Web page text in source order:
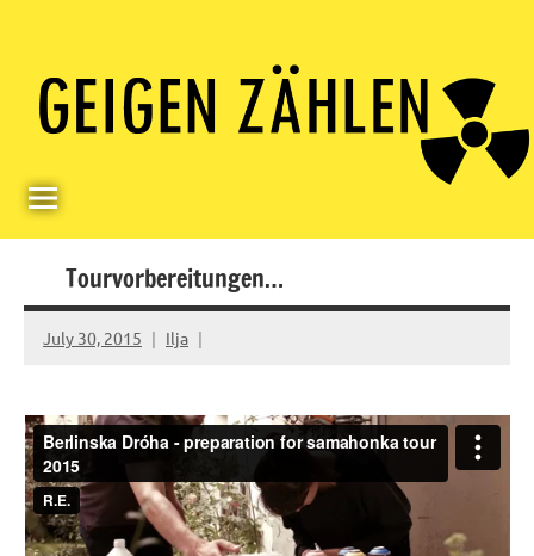
contentGeigerzähler
Tourvorbereitungen…
July 30, 2015 Ilja